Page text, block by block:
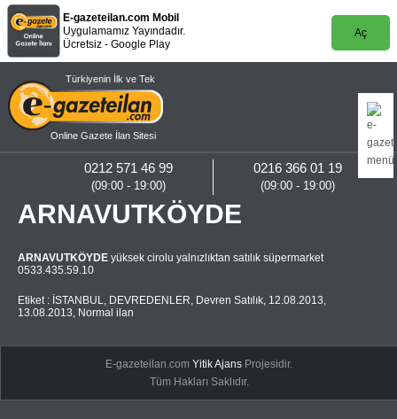
E-gazeteilan.com Mobil
Uygulamamız Yayındadır.
Ücretsiz - Google Play
Aç
Türkiyenin İlk ve Tek
Online Gazete İlan Sitesi
0216 366 01 19
(09:00 - 19:00)
0212 571 46 99
(09:00 - 19:00)
ARNAVUTKÖYDE
ARNAVUTKÖYDE yüksek cirolu yalnızlıktan satılık süpermarket
0533.435.59.10
Etiket : İSTANBUL, DEVREDENLER, Devren Satılık, 12.08.2013,
13.08.2013, Normal ilan
E-gazeteilan.comYitik Ajans Projesidir.
Tüm Hakları Saklıdır.